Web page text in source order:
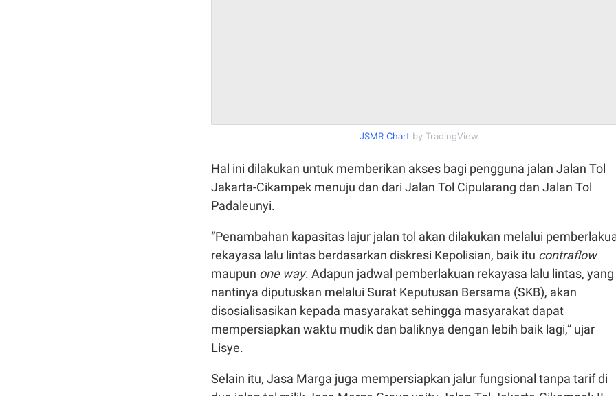
JSMR Chart by TradingView
Hal ini dilakukan untuk memberikan akses bagi pengguna jalan Jalan Tol
Jakarta-Cikampek menuju dan dari Jalan Tol Cipularang dan Jalan Tol
Padaleunyi.
“Penambahan kapasitas lajur jalan tol akan dilakukan melalui
rekayasa lalu lintas berdasarkan diskresi Kepolisian, baik itu contraflow
maupun one way. Adapun jadwal pemberlakuan rekayasa lalu lintas, yang
nantinya diputuskan melalui Surat Keputusan Bersama (SKB), akan
disosialisasikan kepada masyarakat sehingga masyarakat dapat
mempersiapkan waktu mudik dan baliknya dengan lebih baik lagi,” ujar
Lisye.
Selain itu, Jasa Marga juga mempersiapkan jalur fungsional tanpa tarif di